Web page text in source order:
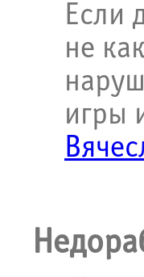
Если
не
игры